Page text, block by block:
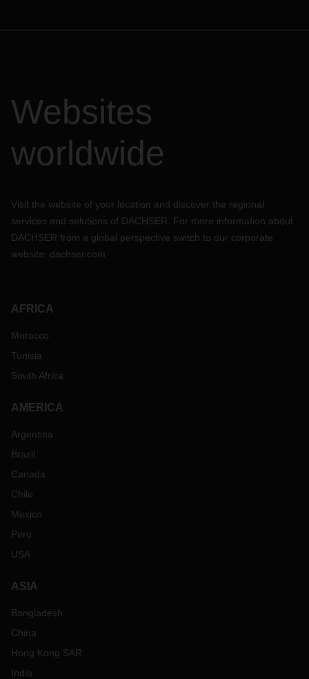
Websites
worldwide
Visit the website of your location and discover the regional
services and solutions of DACHSER. For more information about
DACHSER from a global perspective switch to our corporate
website: dachser.com
AFRICA
Morocco
Tunisia
South Africa
AMERICA
Argentina
Brazil
Canada
Chile
Mexico
Peru
USA
ASIA
Bangladesh
China
Hong Kong SAR
India